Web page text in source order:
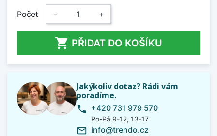
Počet − +
 PŘIDAT DO KOŠÍKU
Jakýkoliv dotaz? Rádi vám
poradíme.
phone +420 731 979 570
Po-Pá 9-12, 13-17
mail_outline info@trendo.cz